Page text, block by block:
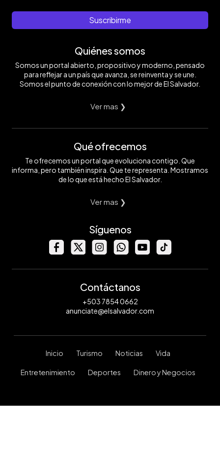
Suscribirme
Quiénes somos
Somos un portal abierto, propositivo y moderno, pensado
para reflejar a un país que avanza, se reinventa y se une.
Somos el punto de conexión con lo mejor de El Salvador.
Ver mas ❯
Qué ofrecemos
Te ofrecemos un portal que evoluciona contigo. Que
informa, pero también inspira. Que te representa. Mostramos
de lo que está hecho El Salvador.
Ver mas ❯
Síguenos
Contáctanos
+503 7854 0662
anunciate@elsalvador.com
Inicio Turismo Noticias Vida
Entretenimiento Deportes Dinero y Negocios